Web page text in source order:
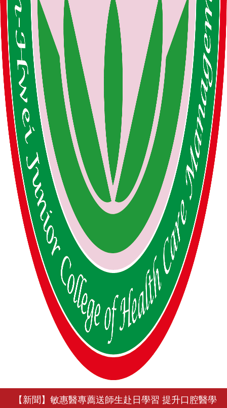
【新聞】敏惠醫專薦送師生赴日學習 提升口腔醫學